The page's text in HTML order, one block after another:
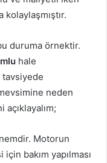
kolaylaşmıştır.
duruma örnektir.
hale
neden
Motorun
bakım yapılması